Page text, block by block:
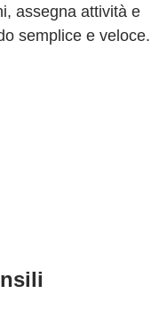
assegna attività e
semplice e veloce.